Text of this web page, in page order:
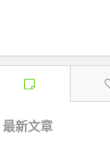
最新文章